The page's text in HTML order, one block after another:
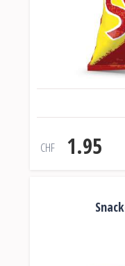
CHF 1.95